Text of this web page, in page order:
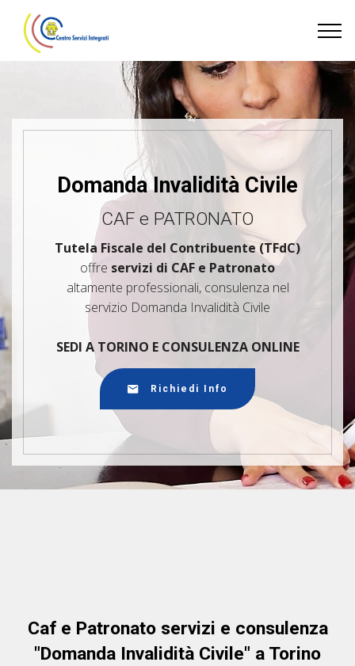
Domanda Invalidità Civile
CAF e PATRONATO
Tutela Fiscale del Contribuente (TFdC)
offre servizi di CAF e Patronato
altamente professionali, consulenza nel
servizio Domanda Invalidità Civile
SEDI A TORINO E CONSULENZA ONLINE
Richiedi Info
Caf e Patronato servizi e consulenza
"Domanda Invalidità Civile" a Torino